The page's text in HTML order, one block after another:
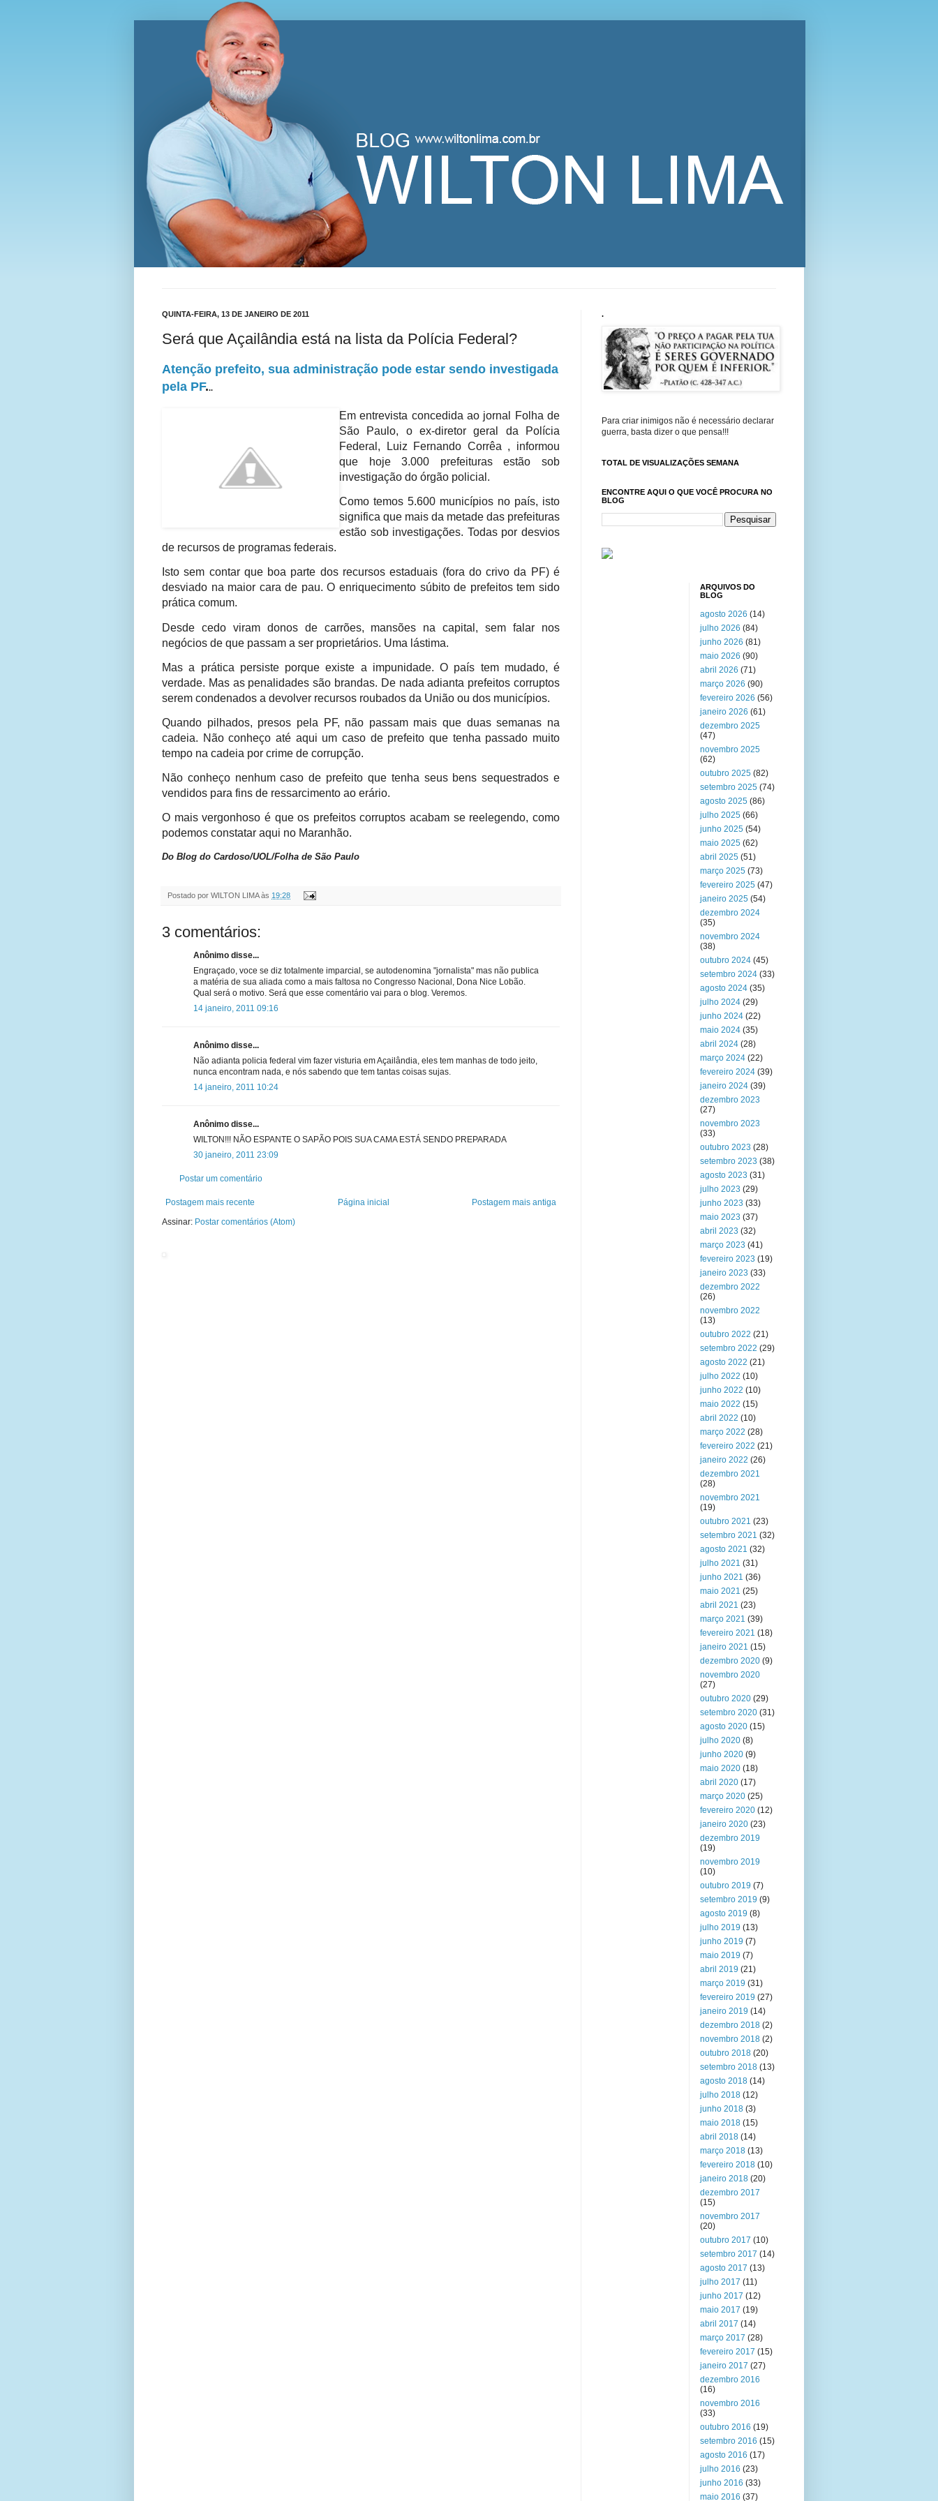
Blog Wilton Lima
QUINTA-FEIRA, 13 DE JANEIRO DE 2011
Será que Açailândia está na lista da Polícia Federal?
Atenção prefeito, sua administração pode estar sendo investigada
pela PF...
Em entrevista concedida ao jornal Folha de
São Paulo, o ex-diretor geral da Polícia
Federal, Luiz Fernando Corrêa , informou
que hoje 3.000 prefeituras estão sob
investigação do órgão policial.
Como temos 5.600 municípios no país, isto
significa que mais da metade das prefeituras
estão sob investigações. Todas por desvios
de recursos de programas federais.
Isto sem contar que boa parte dos recursos estaduais (fora do crivo da PF) é
desviado na maior cara de pau. O enriquecimento súbito de prefeitos tem sido
prática comum.
Desde cedo viram donos de carrões, mansões na capital, sem falar nos
negócios de que passam a ser proprietários. Uma lástima.
Mas a prática persiste porque existe a impunidade. O país tem mudado, é
verdade. Mas as penalidades são brandas. De nada adianta prefeitos corruptos
serem condenados a devolver recursos roubados da União ou dos municípios.
Quando pilhados, presos pela PF, não passam mais que duas semanas na
cadeia. Não conheço até aqui um caso de prefeito que tenha passado muito
tempo na cadeia por crime de corrupção.
Não conheço nenhum caso de prefeito que tenha seus bens sequestrados e
vendidos para fins de ressarcimento ao erário.
O mais vergonhoso é que os prefeitos corruptos acabam se reelegendo, como
podemos constatar aqui no Maranhão.
Do Blog do Cardoso/UOL/Folha de São Paulo
Postado por WILTON LIMA às 19:28
3 comentários:
Anônimo disse...
Engraçado, voce se diz totalmente imparcial, se autodenomina "jornalista" mas não publica
a matéria de sua aliada como a mais faltosa no Congresso Nacional, Dona Nice Lobão.
Qual será o motivo. Será que esse comentário vai para o blog. Veremos.
14 janeiro, 2011 09:16
Anônimo disse...
Não adianta policia federal vim fazer visturia em Açailândia, eles tem manhas de todo jeito,
nunca encontram nada, e nós sabendo que tem tantas coisas sujas.
14 janeiro, 2011 10:24
Anônimo disse...
WILTON!!! NÃO ESPANTE O SAPÃO POIS SUA CAMA ESTÁ SENDO PREPARADA
30 janeiro, 2011 23:09
Postar um comentário
Postagem mais recente Postagem mais antiga
Página inicial
Assinar: Postar comentários (Atom)
.
Para criar inimigos não é necessário declarar
guerra, basta dizer o que pensa!!!
TOTAL DE VISUALIZAÇÕES SEMANA
ENCONTRE AQUI O QUE VOCÊ PROCURA NO
BLOG
ARQUIVOS DO
BLOG
agosto 2026 (14)
julho 2026 (84)
junho 2026 (81)
maio 2026 (90)
abril 2026 (71)
março 2026 (90)
fevereiro 2026 (56)
janeiro 2026 (61)
dezembro 2025
(47)
novembro 2025
(62)
outubro 2025 (82)
setembro 2025 (74)
agosto 2025 (86)
julho 2025 (66)
junho 2025 (54)
maio 2025 (62)
abril 2025 (51)
março 2025 (73)
fevereiro 2025 (47)
janeiro 2025 (54)
dezembro 2024
(35)
novembro 2024
(38)
outubro 2024 (45)
setembro 2024 (33)
agosto 2024 (35)
julho 2024 (29)
junho 2024 (22)
maio 2024 (35)
abril 2024 (28)
março 2024 (22)
fevereiro 2024 (39)
janeiro 2024 (39)
dezembro 2023
(27)
novembro 2023
(33)
outubro 2023 (28)
setembro 2023 (38)
agosto 2023 (31)
julho 2023 (29)
junho 2023 (33)
maio 2023 (37)
abril 2023 (32)
março 2023 (41)
fevereiro 2023 (19)
janeiro 2023 (33)
dezembro 2022
(26)
novembro 2022
(13)
outubro 2022 (21)
setembro 2022 (29)
agosto 2022 (21)
julho 2022 (10)
junho 2022 (10)
maio 2022 (15)
abril 2022 (10)
março 2022 (28)
fevereiro 2022 (21)
janeiro 2022 (26)
dezembro 2021
(28)
novembro 2021
(19)
outubro 2021 (23)
setembro 2021 (32)
agosto 2021 (32)
julho 2021 (31)
junho 2021 (36)
maio 2021 (25)
abril 2021 (23)
março 2021 (39)
fevereiro 2021 (18)
janeiro 2021 (15)
dezembro 2020 (9)
novembro 2020
(27)
outubro 2020 (29)
setembro 2020 (31)
agosto 2020 (15)
julho 2020 (8)
junho 2020 (9)
maio 2020 (18)
abril 2020 (17)
março 2020 (25)
fevereiro 2020 (12)
janeiro 2020 (23)
dezembro 2019
(19)
novembro 2019
(10)
outubro 2019 (7)
setembro 2019 (9)
agosto 2019 (8)
julho 2019 (13)
junho 2019 (7)
maio 2019 (7)
abril 2019 (21)
março 2019 (31)
fevereiro 2019 (27)
janeiro 2019 (14)
dezembro 2018 (2)
novembro 2018 (2)
outubro 2018 (20)
setembro 2018 (13)
agosto 2018 (14)
julho 2018 (12)
junho 2018 (3)
maio 2018 (15)
abril 2018 (14)
março 2018 (13)
fevereiro 2018 (10)
janeiro 2018 (20)
dezembro 2017
(15)
novembro 2017
(20)
outubro 2017 (10)
setembro 2017 (14)
agosto 2017 (13)
julho 2017 (11)
junho 2017 (12)
maio 2017 (19)
abril 2017 (14)
março 2017 (28)
fevereiro 2017 (15)
janeiro 2017 (27)
dezembro 2016
(16)
novembro 2016
(33)
outubro 2016 (19)
setembro 2016 (15)
agosto 2016 (17)
julho 2016 (23)
junho 2016 (33)
maio 2016 (37)